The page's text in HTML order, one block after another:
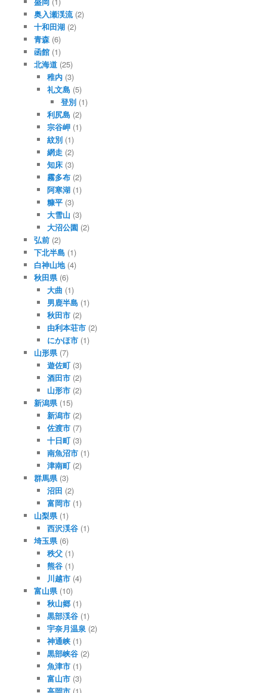
奥入瀬渓流(2)
十和田湖(2)
青森(6)
函館(1)
北海道(25)
稚内 (3)
礼文島 (5)
登別(1)
利尻島 (2)
宗谷岬 (1)
紋別 (1)
網走 (2)
知床 (3)
霧多布 (2)
阿寒湖 (1)
糠平 (3)
大雪山 (3)
大沼公園 (2)
弘前(2)
下北半島(1)
白神山地(4)
秋田県(6)
大曲 (1)
男鹿半島 (1)
秋田市 (2)
由利本荘市 (2)
にかほ市 (1)
山形県(7)
遊佐町 (3)
酒田市 (2)
山形市 (2)
新潟県(15)
新潟市 (2)
佐渡市 (7)
十日町 (3)
南魚沼市 (1)
津南町 (2)
群馬県(3)
沼田 (2)
富岡市 (1)
山梨県(1)
西沢渓谷 (1)
埼玉県(6)
秩父 (1)
熊谷 (1)
川越市 (4)
富山県(10)
秋山郷 (1)
黒部渓谷 (1)
宇奈月温泉 (2)
神通峡 (1)
黒部峡谷 (2)
魚津市 (1)
富山市 (3)